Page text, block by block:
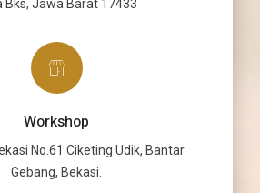
Bks, Jawa Barat 17433
Workshop
No.61 Ciketing Udik, Bantar
Gebang, Bekasi.